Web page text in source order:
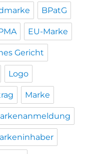
BPatG
EU-Marke
Gericht
Logo
Marke